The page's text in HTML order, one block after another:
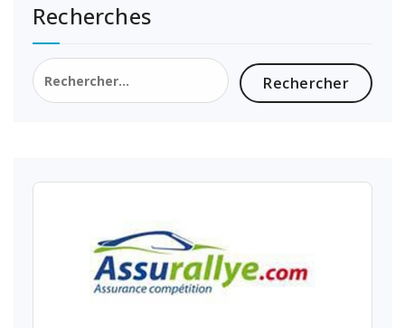
Recherches
Rechercher :